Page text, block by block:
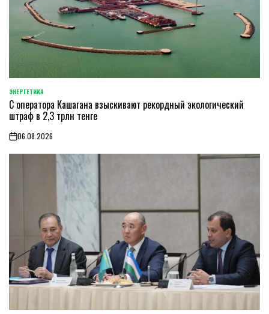
POSTED
IN
ЭНЕРГЕТИКА
С оператора Кашагана взыскивают рекордный экологический
штраф в 2,3 трлн тенге
on06.08.2026